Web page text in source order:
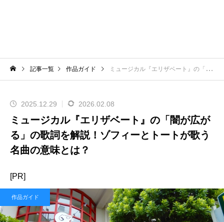
記事一覧 作品ガイド ミュージカル『エリザベート』の「闇が広がる」の歌詞を解説！ゾフィーとトートが歌う名曲の意味とは？
2025.12.29 2026.02.08
ミュージカル『エリザベート』の「闇が広が
る」の歌詞を解説！ゾフィーとトートが歌う
名曲の意味とは？
[PR]
作品ガイド